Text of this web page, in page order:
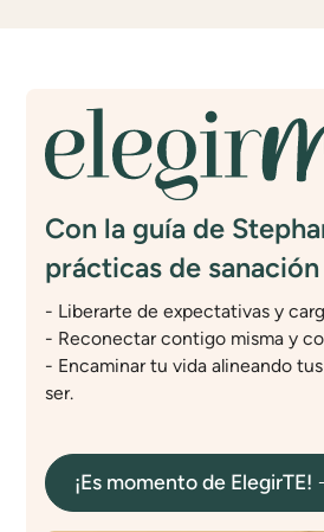
Con la guía de
prácticas de
- Liberarte de expectativas y
- Reconectar contigo misma y
- Encaminar tu vida alineando
ser.
¡Es momento de ElegirTE!